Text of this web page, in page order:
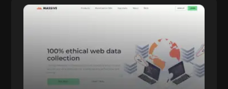
冰岛
義大利
YouTube
Massive
住宅代理網絡，提供全球IP覆蓋、精確的地理定位
和無與倫比的可靠性。以頂級的性能和合規性為核
心，Massive助力企業提升匿名性、擴展業務並安
全地訪問關鍵數據。我們的代理與反檢測瀏覽器無
縫整合，確保在各種使用場景下有效且不可檢測的